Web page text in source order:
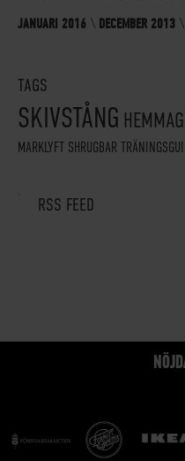
JANUARI 2016
DECEMBER 2013
TAGS
SKIVSTÅNG
MARKLYFT SHRUGBAR
RSS FEED